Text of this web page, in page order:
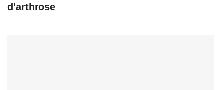
d'arthrose